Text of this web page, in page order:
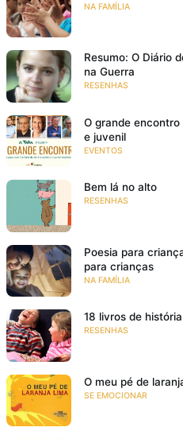
NA FAMÍLIA
Resumo: O Diário
na Guerra
RESENHAS
O grande
e juvenil
EVENTOS
Bem lá no alto
RESENHAS
Poesia para
para crianças
NA FAMÍLIA
18 livros de
RESENHAS
O meu pé de
SE EMOCIONAR